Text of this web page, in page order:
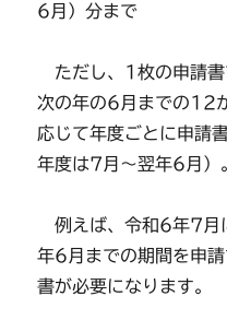
6月）分まで
ただし、1枚の申請書
次の年の6月までの12
応じて年度ごとに申請
年度は7月～翌年6月）
例えば、令和6年7月
年6月までの期間を申
書が必要になります。